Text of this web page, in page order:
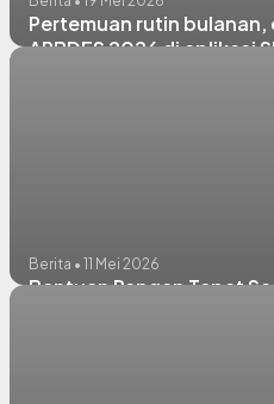
Pertemuan rutin
APBDES 2026 di aplikasi
Berita • 11 Mei 2026
Bantuan Pangan Tepat